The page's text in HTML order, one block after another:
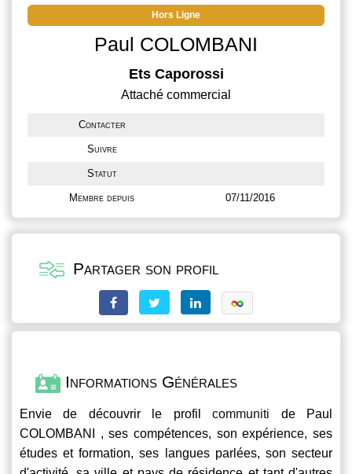
Hors Ligne
Paul COLOMBANI
Ets Caporossi
Attaché commercial
Contacter
Suivre
Statut
Membre depuis 07/11/2016
Partager son profil
Informations Générales
Envie de découvrir le profilcommuniti de Paul
COLOMBANI , ses compétences, son expérience, ses
études et formation, ses langues parlées, son secteur